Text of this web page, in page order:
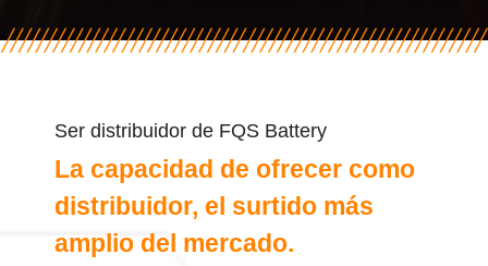
Ser distribuidor de FQS Battery
La capacidad de ofrecer como
distribuidor, el surtido más
amplio del mercado.